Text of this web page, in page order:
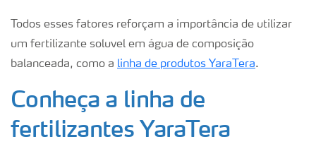
Todos esses fatores reforçam a importância de utilizar
um fertilizante soluvel em água de composição
balanceada, como a linha de produtos YaraTera.
Conheça a linha de
fertilizantes YaraTera